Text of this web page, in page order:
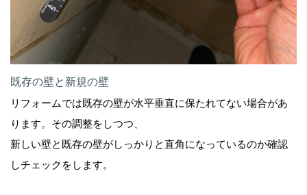
既存の壁と新規の壁
リフォームでは既存の壁が水平垂直に保たれてない場合があ
ります。その調整をしつつ、
新しい壁と既存の壁がしっかりと直角になっているのか確認
しチェックをします。